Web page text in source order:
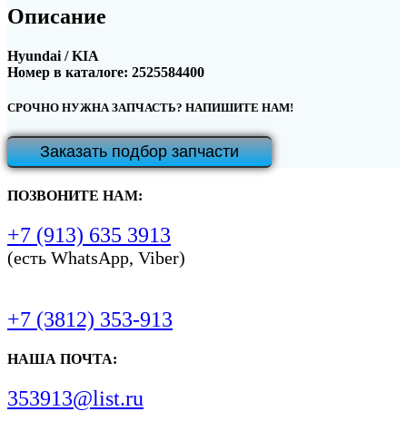
Описание
Hyundai / KIA
Номер в каталоге: 2525584400
СРОЧНО НУЖНА ЗАПЧАСТЬ? НАПИШИТЕ НАМ!
Заказать подбор запчасти
ПОЗВОНИТЕ НАМ:
+7 (913) 635 3913
(есть WhatsApp, Viber)
+7 (3812) 353-913
НАША ПОЧТА:
353913@list.ru